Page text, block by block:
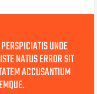
UNDE
NATUS ERROR SIT
ACCUSANTIUM